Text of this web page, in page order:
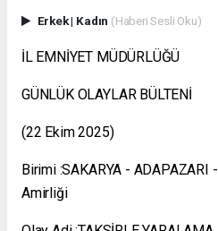
Erkek| Kadın (Haberi Sesli Oku)
İL EMNİYET MÜDÜRLÜĞÜ
GÜNLÜK OLAYLAR BÜLTENİ
(22 Ekim 2025)
Birimi :SAKARYA -
Amirliği